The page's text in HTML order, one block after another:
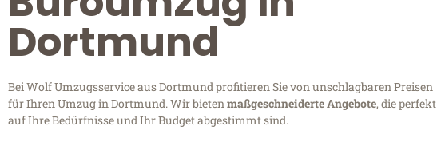
Dortmund
Bei Wolf Umzugsservice aus Dortmund profitieren Sie von unschlagbaren Preisen
für Ihren Umzug in Dortmund. Wir bietenmaßgeschneiderte Angebote, die perfekt
auf Ihre Bedürfnisse und Ihr Budget abgestimmt sind.